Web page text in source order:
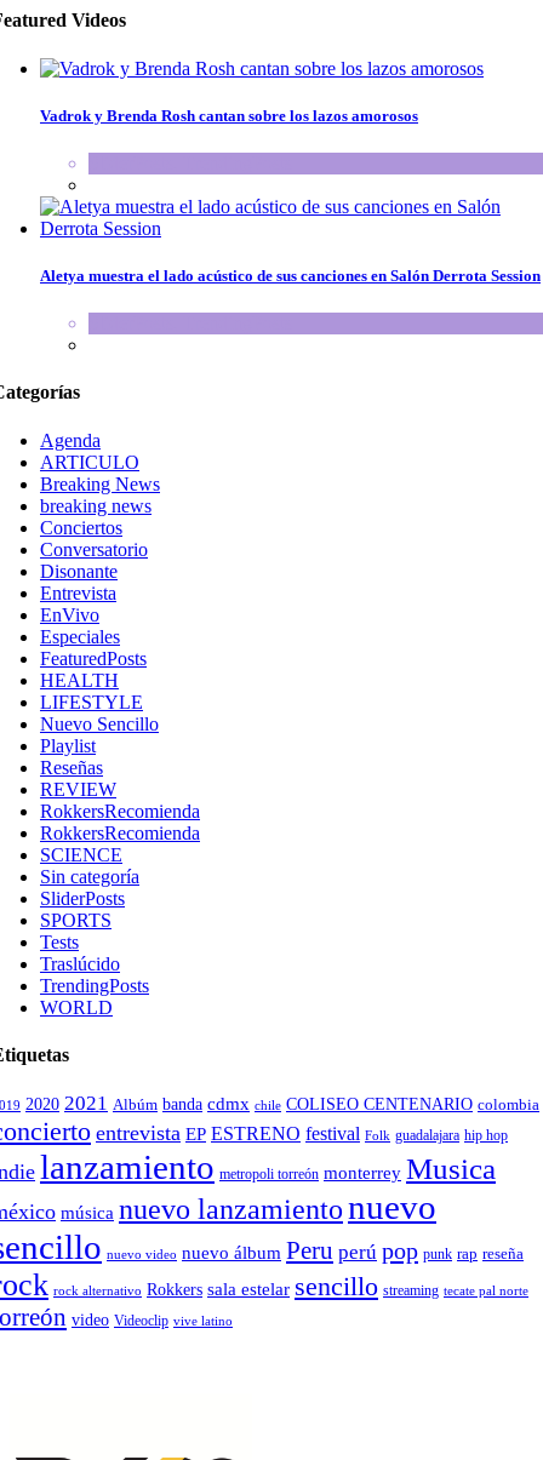
Videos
Vadrok y Brenda Rosh cantan sobre los lazos amorosos
Aletya muestra el lado acústico de sus canciones en Salón Derrota Session
Agenda
ARTICULO
Breaking News
breaking news
Conciertos
Conversatorio
Disonante
Entrevista
EnVivo
Especiales
FeaturedPosts
HEALTH
LIFESTYLE
Nuevo Sencillo
Playlist
Reseñas
REVIEW
RokkersRecomienda
RokkersRecomienda
SCIENCE
Sin categoría
SliderPosts
SPORTS
Tests
Traslúcido
TrendingPosts
WORLD
2020 2021 Albúm banda cdmx chile COLISEO CENTENARIO colombia
entrevista EP ESTRENO festival Folk guadalajara hip hop
lanzamiento metropoli torreón monterrey Musica
música nuevo lanzamientonuevo
nuevo video nuevo álbum Peru perú pop punk rap reseña
rock alternativo Rokkers sala estelar sencillo streaming tecate pal norte
video Videoclip vive latino